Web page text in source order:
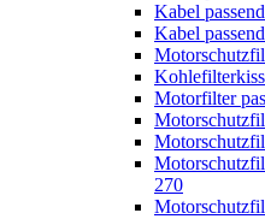
Kabel
Kabel
Motorfilter
270